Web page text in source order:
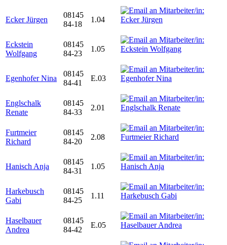
Ecker Jürgen
08145
84-18
1.04
Eckstein
Wolfgang
08145
84-23
1.05
Egenhofer Nina
08145
84-41
E.03
Englschalk
Renate
08145
84-33
2.01
Furtmeier
Richard
08145
84-20
2.08
Hanisch Anja
08145
84-31
1.05
Harkebusch
Gabi
08145
84-25
1.11
Haselbauer
Andrea
08145
84-42
E.05